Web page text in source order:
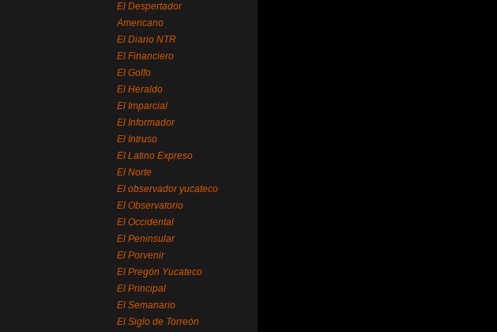
El Despertador
Americano
El Diario NTR
El Financiero
El Golfo
El Heraldo
El Imparcial
El Informador
El Intruso
El Latino Expreso
El Norte
El observador yucateco
El Observatorio
El Occidental
El Peninsular
El Porvenir
El Pregón Yucateco
El Principal
El Semanario
El Siglo de Torreón